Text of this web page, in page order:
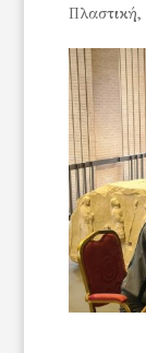
Πλαστική,